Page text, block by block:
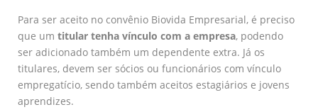
Para ser aceito no convênio Biovida Empresarial, é preciso
que um titular tenha vínculo com a empresa, podendo
ser adicionado também um dependente extra. Já os
titulares, devem ser sócios ou funcionários com vínculo
empregatício, sendo também aceitos estagiários e jovens
aprendizes.